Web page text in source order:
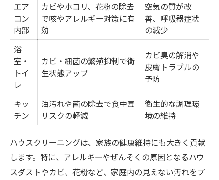
エア
コン
内部
カビやホコリ、花粉の除去
で咳やアレルギー対策に有
効
空気の質が改
善、呼吸器症状
の減少
浴
室・
トイ
レ
カビ・細菌の繁殖抑制で衛
生状態アップ
カビ臭の解消や
皮膚トラブルの
予防
キッ
チン
油汚れや菌の除去で食中毒
リスクの軽減
衛生的な調理環
境の維持
ハウスクリーニングは、家族の健康維持にも大きく貢献
します。特に、アレルギーやぜんそくの原因となるハウ
スダストやカビ、花粉など、家庭内の見えない汚れをプ